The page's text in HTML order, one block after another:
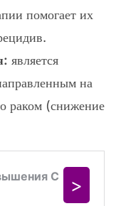
помогает их
является
на
раком (снижение